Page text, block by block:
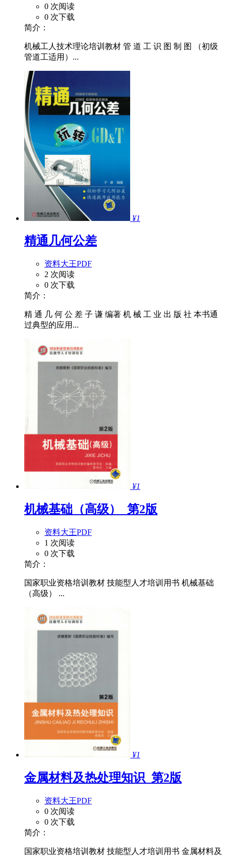
0 次阅读
0 次下载
简介：
机械工人技术理论培训教材 管 道 工 识 图 制 图 （初级
管道工适用）...
¥1
精通几何公差
资料大王PDF
2 次阅读
0 次下载
简介：
精 通 几 何 公 差 子 谦 编著 机 械 工 业 出 版 社 本书通
过典型的应用...
¥1
机械基础（高级）_第2版
资料大王PDF
1 次阅读
0 次下载
简介：
国家职业资格培训教材 技能型人才培训用书 机械基础
（高级） ...
¥1
金属材料及热处理知识_第2版
资料大王PDF
0 次阅读
0 次下载
简介：
国家职业资格培训教材 技能型人才培训用书 金属材料及